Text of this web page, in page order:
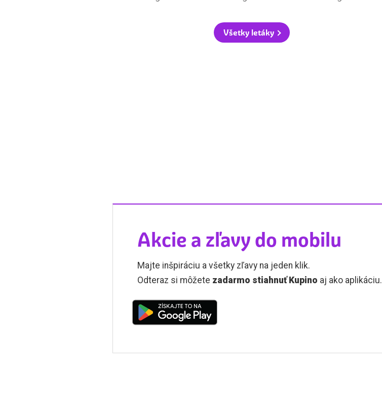
Všetky letáky
Akcie a zľavy do mobilu
Majte inšpiráciu a všetky zľavy na jeden klik.
Odteraz si môžete zadarmo stiahnuť Kupino aj ako aplikáciu.